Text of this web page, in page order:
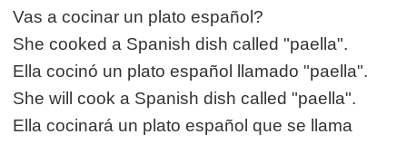
Vas a cocinar un plato español?
She cooked a Spanish dish called "paella".
Ella cocinó un plato español llamado "paella".
She will cook a Spanish dish called "paella".
Ella cocinará un plato español que se llama